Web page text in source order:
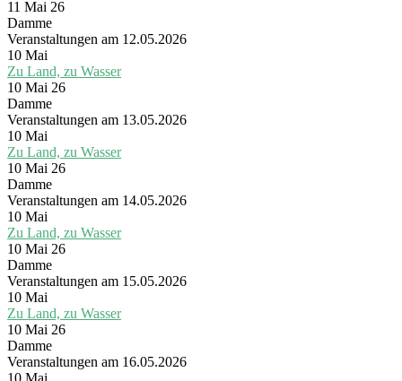
11 Mai 26
Damme
Veranstaltungen am 12.05.2026
10 Mai
Zu Land, zu Wasser
10 Mai 26
Damme
Veranstaltungen am 13.05.2026
10 Mai
Zu Land, zu Wasser
10 Mai 26
Damme
Veranstaltungen am 14.05.2026
10 Mai
Zu Land, zu Wasser
10 Mai 26
Damme
Veranstaltungen am 15.05.2026
10 Mai
Zu Land, zu Wasser
10 Mai 26
Damme
Veranstaltungen am 16.05.2026